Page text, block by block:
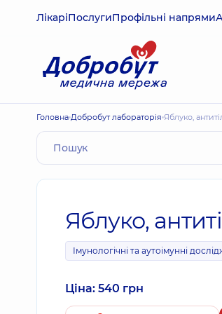
ЛікаріПослугиПрофільні напрями
Головна Добробут лабораторія Яблуко,
Яблуко,
Імунологічні та аутоімунні
Ціна: 540 грн